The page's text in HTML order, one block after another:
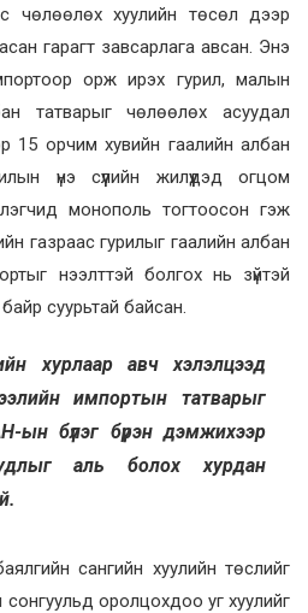
чөлөөлөх хуулийн төсөл дээр
гарагт завсарлага авсан. Энэ
орж ирэх гурил, малын
татварыг чөлөөлөх асуудал
15 орчим хувийн гаалийн албан
үнэ сүүлийн жилүүдэд огцом
монополь тогтоосон гэж
газраас гурилыг гаалийн албан
нээлттэй болгох нь зүйтэй
суурьтай байсан.
хурлаар авч хэлэлцээд
импортын татварыг
ын бүлэг бүрэн дэмжихээр
аль болох хурдан
сангийн хуулийн төслийг
оролцохдоо уг хуулийг